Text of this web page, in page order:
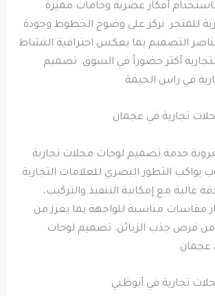
أفكار عصرية وخامات مميزة
للمتجر. نركز على وضوح الخطوط وجودة
التصميم بما يعكس احترافية النشاط
أكثر حضوراً في السوق. تصميم
في راس الخيمة
تجارية في عجمان
خدمة تصميم لوحات محلات تجارية
التطور البصري للعلامات التجارية.
عالية مع إمكانية التنفيذ والتركيب،
مقاسات مناسبة للواجهة بما يعزز من
من فرص جذب الزبائن. تصميم لوحات
عجمان
تجارية في أبوظبي